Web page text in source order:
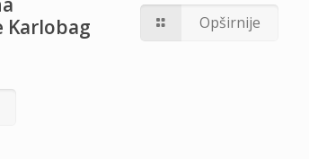
Karlobag
Opširnije